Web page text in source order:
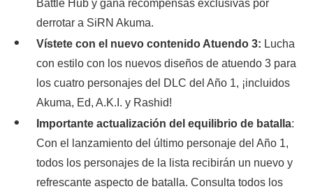
Battle Hub y gana recompensas exclusivas por
derrotar a SiRN Akuma.
Vístete con el nuevo contenido Atuendo 3: Lucha
con estilo con los nuevos diseños de atuendo 3 para
los cuatro personajes del DLC del Año 1, ¡incluidos
Akuma, Ed, A.K.I. y Rashid!
Importante actualización del equilibrio de batalla:
Con el lanzamiento del último personaje del Año 1,
todos los personajes de la lista recibirán un nuevo y
refrescante aspecto de batalla. Consulta todos los